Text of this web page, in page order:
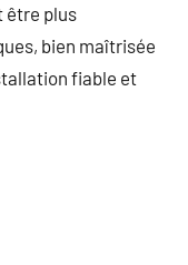
être plus
bien maîtrisée
fiable et